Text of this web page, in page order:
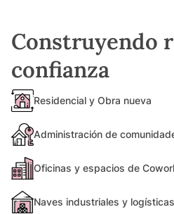
Construyendo
confianza
Residencial y Obra nueva
Administración de
Oficinas y espacios de
Naves industriales y logísticas